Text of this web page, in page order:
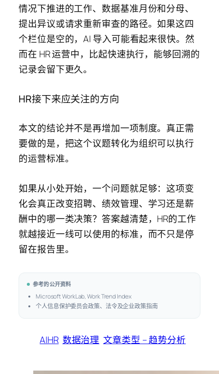
情况下推进的工作、数据基准月份和分母、
提出异议或请求重新审查的路径。如果这四
个栏位是空的，AI 导入可能看起来很快。然
而在 HR 运营中，比起快速执行，能够回溯的
记录会留下更久。
HR接下来应关注的方向
本文的结论并不是再增加一项制度。真正需
要做的是，把这个议题转化为组织可以执行
的运营标准。
如果从小处开始，一个问题就足够：这项变
化会真正改变招聘、绩效管理、学习还是薪
酬中的哪一类决策？答案越清楚，HR的工作
就越接近一线可以使用的标准，而不只是停
留在报告里。
参考的公开资料
Microsoft WorkLab, Work Trend Index
个人信息保护委员会政策、法令及企业政策指南
AIHR 数据治理 文章类型 – 趋势分析